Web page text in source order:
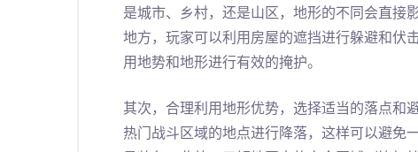
是城市、乡村，还是山区，地形的不同会直接
地方，玩家可以利用房屋的遮挡进行躲避和伏
用地势和地形进行有效的掩护。
其次，合理利用地形优势，选择适当的落点和
热门战斗区域的地点进行降落，这样可以避免